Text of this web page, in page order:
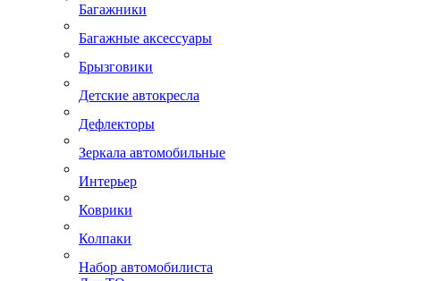
Багажники
Багажные аксессуары
Брызговики
Детские автокресла
Дефлекторы
Зеркала автомобильные
Интерьер
Коврики
Колпаки
Набор автомобилиста